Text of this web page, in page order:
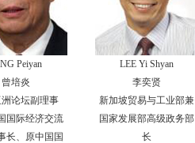
Peiyan
曾培炎
论坛副理事
国际经济交流
长、原中国国
LEE Yi Shyan
李奕贤
新加坡贸易与工业部兼
国家发展部高级政务部
长